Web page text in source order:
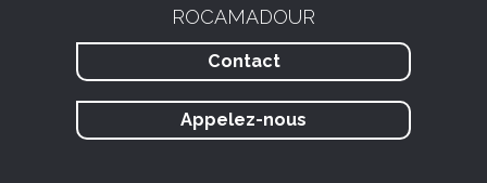
ROCAMADOUR
Contact
Appelez-nous